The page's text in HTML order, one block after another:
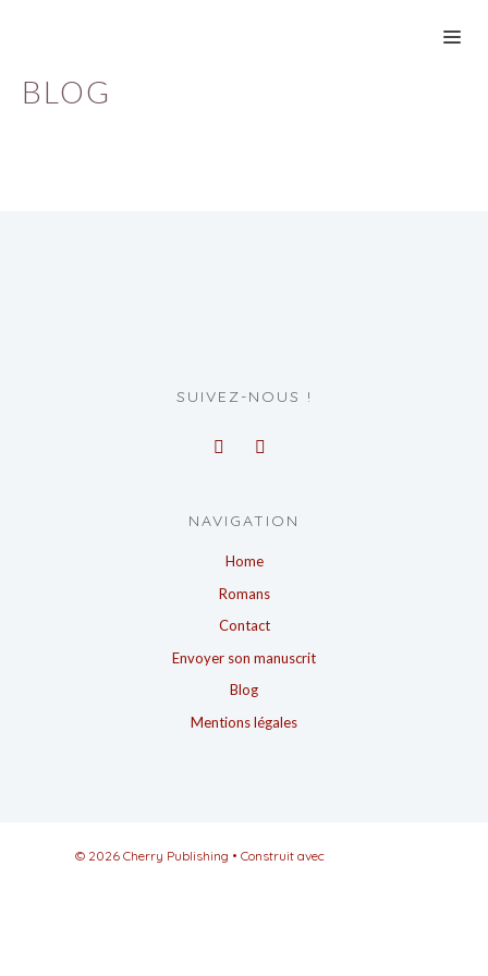
BLOG
SUIVEZ-NOUS !
NAVIGATION
Home
Romans
Contact
Envoyer son manuscrit
Blog
Mentions légales
© 2026 Cherry Publishing • Construit avec